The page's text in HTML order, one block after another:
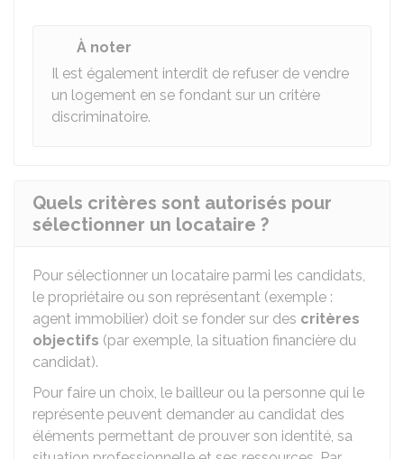
À noter
Il est également interdit de refuser de vendre
un logement en se fondant sur un critère
discriminatoire.
Quels critères sont autorisés pour
sélectionner un locataire ?
Pour sélectionner un locataire parmi les candidats,
le propriétaire ou son représentant (exemple :
agent immobilier) doit se fonder sur des critères
objectifs (par exemple, la situation financière du
candidat).
Pour faire un choix, le bailleur ou la personne qui le
représente peuvent demander au candidat des
éléments permettant de prouver son identité, sa